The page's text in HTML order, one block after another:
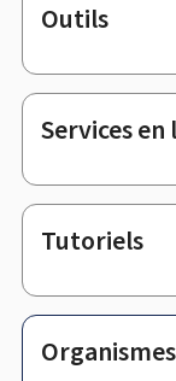
Pied
de
page
Outils
Services
Tutoriels
Organismes